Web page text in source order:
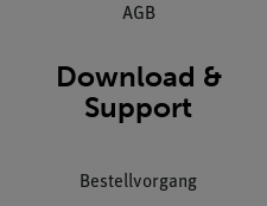
AGB
Download &
Support
Bestellvorgang